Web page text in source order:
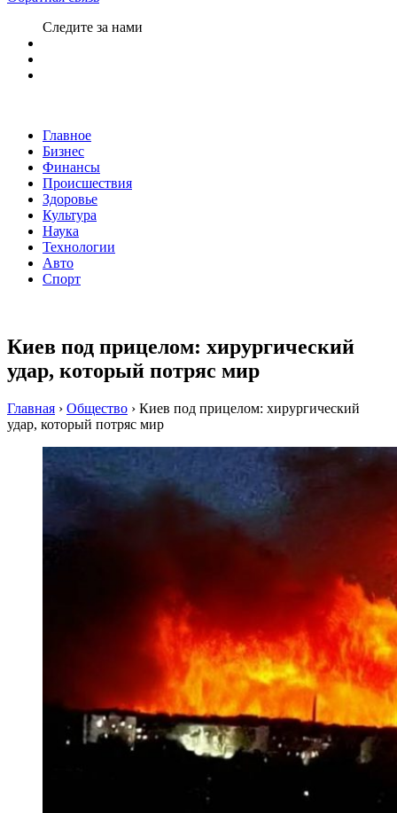
Следите за нами
Главное
Бизнес
Финансы
Происшествия
Здоровье
Культура
Наука
Технологии
Авто
Спорт
Киев под прицелом: хирургический
удар, который потряс мир
Главная › Общество › Киев под прицелом: хирургический
удар, который потряс мир